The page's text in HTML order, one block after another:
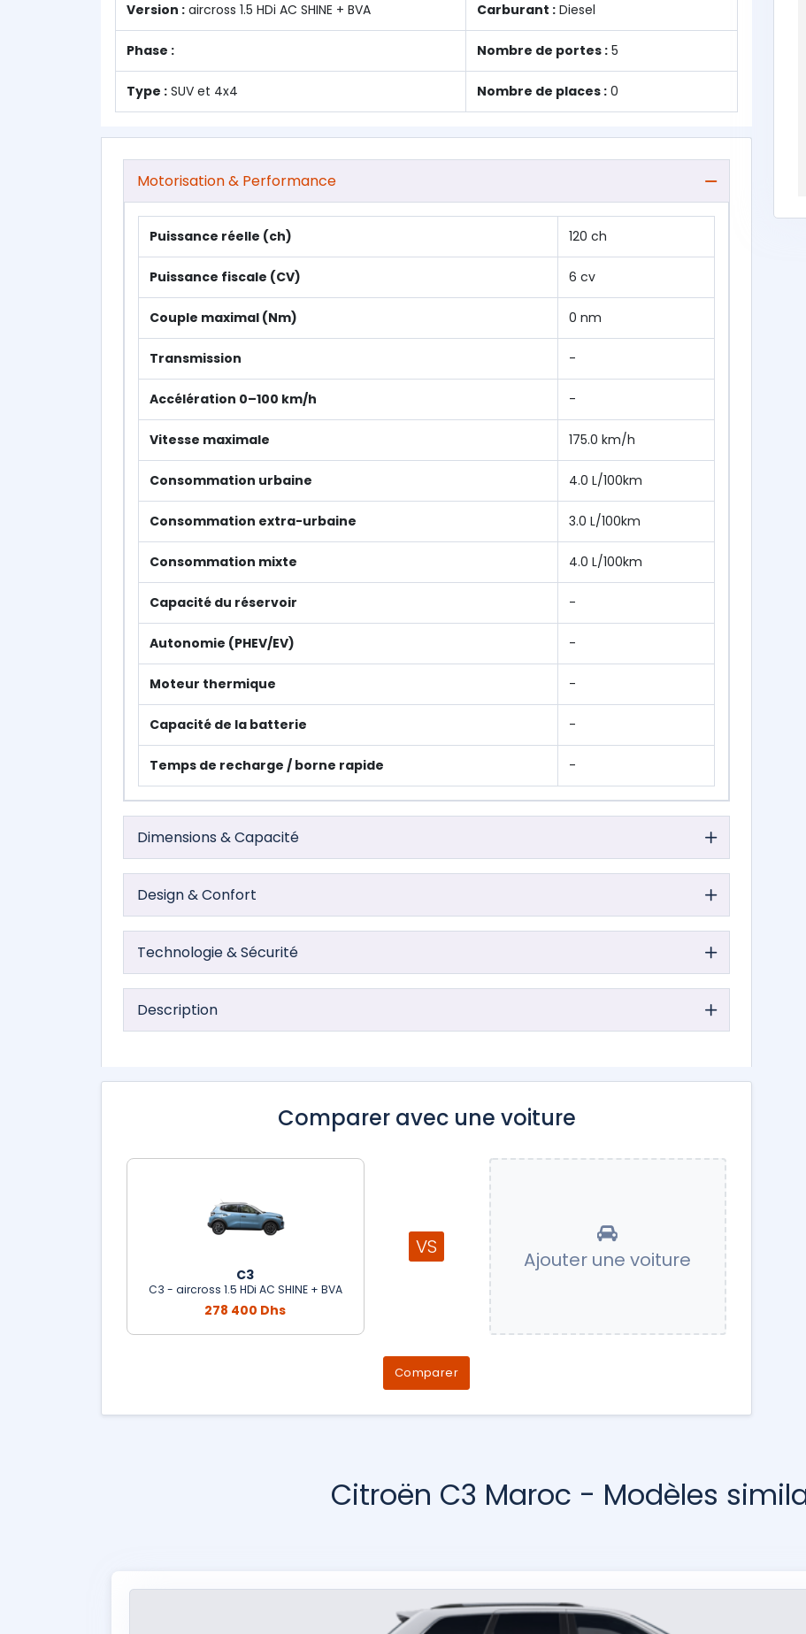
Version : aircross 1.5 HDi AC SHINE + BVA Carburant : Diesel
Phase : Nombre de portes : 5
Type : SUV et 4x4 Nombre de places : 0
Motorisation & Performance
Puissance réelle (ch) 120 ch
Puissance fiscale (CV) 6 cv
Couple maximal (Nm) 0 nm
Transmission -
Accélération 0–100 km/h -
Vitesse maximale 175.0 km/h
Consommation urbaine 4.0 L/100km
Consommation extra-urbaine 3.0 L/100km
Consommation mixte 4.0 L/100km
Capacité du réservoir -
Autonomie (PHEV/EV) -
Moteur thermique -
Capacité de la batterie -
Temps de recharge / borne rapide -
Dimensions & Capacité
Design & Confort
Technologie & Sécurité
Description
Comparer avec une voiture
C3
C3 - aircross 1.5 HDi AC SHINE + BVA
278 400 Dhs
VS
Ajouter une voiture
Comparer
Citroën C3 Maroc - Modèles